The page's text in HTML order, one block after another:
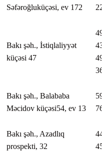
Səfəroğluküçəsi, ev 172
Bakı şəh., İstiqlaliyyət
küçəsi 47
Bakı şəh., Balababa
Məcidov küçəsi54, ev 13
Bakı şəh., Azadlıq
prospekti, 32